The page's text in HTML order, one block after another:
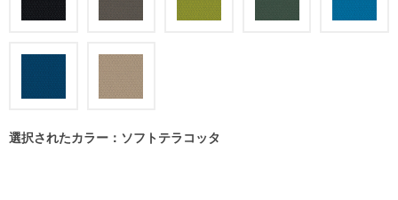
選択されたカラー：ソフトテラコッタ